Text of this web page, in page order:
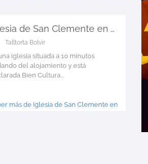
Iglesia de San Clemente en Talltorta
Talltorta Bolvir
iglesia situada a 10 minutos
del alojamiento y está
Bien Cultura...
más de Iglesia de San Clemente en Talltorta >